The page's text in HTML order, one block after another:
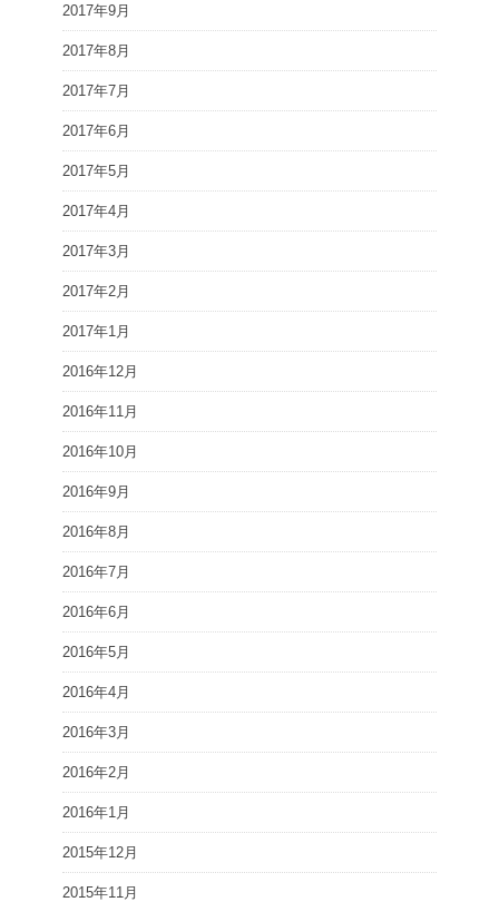
2017年9月
2017年8月
2017年7月
2017年6月
2017年5月
2017年4月
2017年3月
2017年2月
2017年1月
2016年12月
2016年11月
2016年10月
2016年9月
2016年8月
2016年7月
2016年6月
2016年5月
2016年4月
2016年3月
2016年2月
2016年1月
2015年12月
2015年11月